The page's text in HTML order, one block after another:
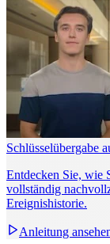
Schlüsselübergabe
Entdecken Sie, wie
vollständig
Ereignishistorie.
Anleitung